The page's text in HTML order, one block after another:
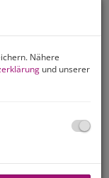
Nähere
und unserer